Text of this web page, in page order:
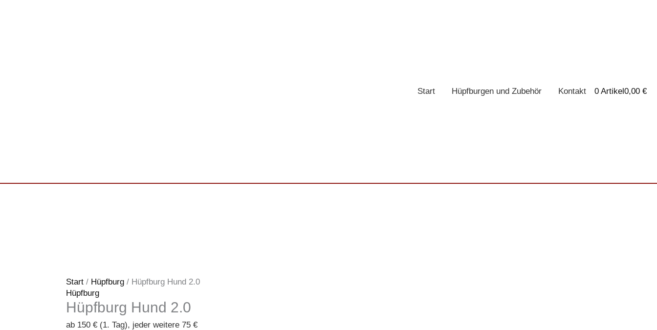
Start Hüpfburgen und Zubehör Kontakt 0 Artikel0,00 €
Start/ Hüpfburg/ Hüpfburg Hund 2.0
Hüpfburg
Hüpfburg Hund 2.0
ab 150 € (1. Tag), jeder weitere 75 €